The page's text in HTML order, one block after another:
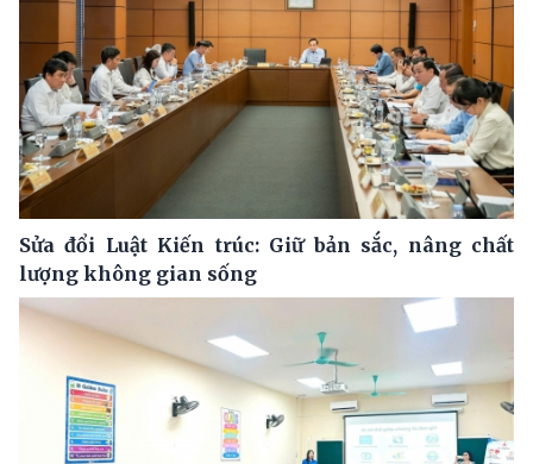
Sửa đổi Luật Kiến trúc: Giữ bản sắc, nâng chất
lượng không gian sống